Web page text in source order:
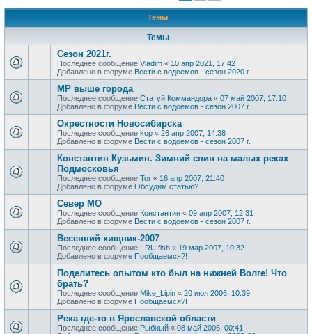
Темы
Темы
Сезон 2021г.
Последнее сообщение Vladim « 10 апр 2021, 17:42
Добавлено в форуме Вести с водоемов - сезон 2020 г.
МР выше города
Последнее сообщение Статуй Коммандора « 07 май 2007, 17:10
Добавлено в форуме Вести с водоемов - сезон 2007 г.
Окрестности Новосибирска
Последнее сообщение kop « 26 апр 2007, 14:38
Добавлено в форуме Вести с водоемов - сезон 2007 г.
Константин Кузьмин. Зимний спин на малых реках
Подмосковья
Последнее сообщение Tor « 16 апр 2007, 21:40
Добавлено в форуме Обсудим статью?
Север МО
Последнее сообщение Константин « 09 апр 2007, 12:31
Добавлено в форуме Вести с водоемов - сезон 2007 г.
Весенний хищник-2007
Последнее сообщение I-RU fish « 19 мар 2007, 10:32
Добавлено в форуме Пообщаемся?!
Поделитесь опытом кто был на нижней Волге! Что
брать?
Последнее сообщение Mike_Lipin « 20 июл 2006, 10:39
Добавлено в форуме Пообщаемся?!
Река где-то в Ярославской области
Последнее сообщение Рыбный « 08 май 2006, 00:41